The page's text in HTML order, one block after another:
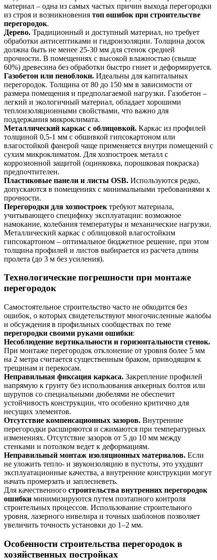
материал – одна из самых частых причин выхода перегородки
из строя и возникновения топ ошибок при строительстве
перегородок.
Дерево. Традиционный и доступный материал, но требует
обработки антисептиками и гидроизоляции. Толщина досок
должна быть не менее 25-30 мм для стенок средней
прочности. В помещениях с высокой влажностью (свыше
60%) древесина без обработки быстро гниет и деформируется.
Газобетон или пеноблоки. Идеальны для капитальных
перегородок. Толщина от 80 до 150 мм в зависимости от
размера помещения и предполагаемой нагрузки. Газобетон –
легкий и экологичный материал, обладает хорошими
теплоизоляционными свойствами, что важно для
поддержания микроклимата.
Металлический каркас с облицовкой. Каркас из профилей
толщиной 0,5-1 мм с обшивкой гипсокартоном или
влагостойкой фанерой чаще применяется внутри помещений с
сухим микроклиматом. Для хозпостроек металл с
коррозионной защитой (оцинковка, порошковая покраска)
предпочтителен.
Пластиковые панели и листы OSB. Используются редко,
допускаются в помещениях с минимальными требованиями к
прочности.
Перегородки для хозпостроек требуют материала,
учитывающего специфику эксплуатации: возможное
намокание, колебания температуры и механические нагрузки.
Металлический каркас с облицовкой влагостойким
гипсокартоном – оптимальное бюджетное решение, при этом
толщина профилей и листов выбирается из расчета длины
пролета (до 3 м без усиления).
Технологические погрешности при монтаже
перегородок
Самостоятельное строительство часто не обходится без
ошибок, о которых свидетельствуют многочисленные жалобы
и обсуждения в профильных сообществах по теме
перегородки своими руками ошибки:
Несоблюдение вертикальности и горизонтальности стенок.
При монтаже перегородок отклонение от уровня более 5 мм
на 2 метра считается существенным браком, приводящим к
трещинам и перекосам.
Неправильная фиксация каркаса. Закрепление профилей
напрямую к грунту без использования анкерных болтов или
шурупов со специальными дюбелями не обеспечит
устойчивость конструкции, что особенно критично для
несущих элементов.
Отсутствие компенсационных зазоров. Внутренние
перегородки расширяются и сжимаются при температурных
изменениях. Отсутствие зазоров от 5 до 10 мм между
стенками и потолком ведет к деформациям.
Неправильный монтаж изоляционных материалов. Если
не уложить тепло- и звукоизоляцию в пустоты, это ухудшит
эксплуатационные качества, а внутренние конструкции могут
начать промерзать и заплесневеть.
Для качественного строительства внутренних перегородок
ошибки минимизируются путем поэтапного контроля
строительных процессов. Использование строительного
уровня, лазерного нивелира и точных шаблонов позволяет
увеличить точность установки до 1–2 мм.
Особенности строительства перегородок в
хозяйственных постройках